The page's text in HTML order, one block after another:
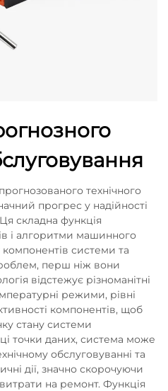
технічного
прогрес у надійності
складна функція
і алгоритми машинного
системи та
перш ніж вони
відстежує різноманітні
режими, рівні
компонентів, щоб
стану системи
точки даних, система може
обслуговуванні та
дії, значно скорочуючи
на ремонт. Функція